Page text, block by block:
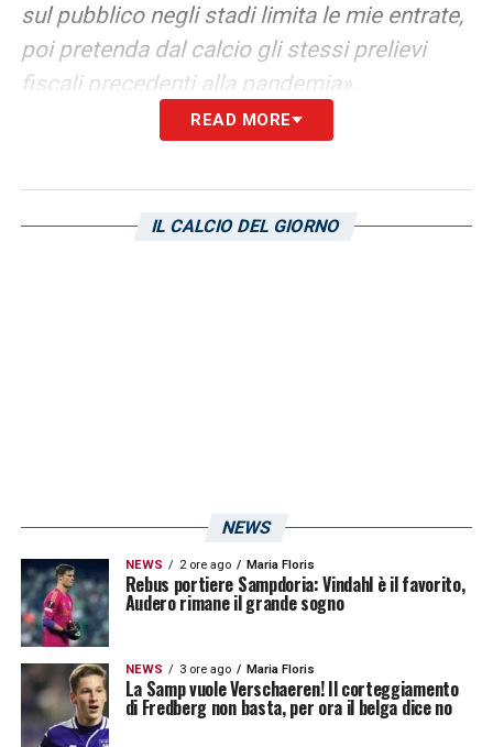
sul pubblico negli stadi limita le mie entrate,
poi pretenda dal calcio gli stessi prelievi
fiscali precedenti alla pandemia».
ASPETTATIVE –«Premesso che il mio
momento che tutti abbiamo sopportato
più inietto soldi nelle casse dello Stato. Ma
ristori, almeno di rateizzazioni o dilazioni
fiscali altrimenti il sistema implode. Quando
i soldi finiscono, terminano per tutti,
comprese le Leghe inferiori e gli altri sport:
non dimentichiamo che la Serie A alimenta
READ MORE
IL CALCIO DEL GIORNO
NEWS
NEWS 2 ore ago Maria Floris
Rebus portiere Sampdoria: Vindahl è il favorito,
Audero rimane il grande sogno
NEWS 3 ore ago Maria Floris
La Samp vuole Verschaeren! Il corteggiamento
di Fredberg non basta, per ora il belga dice no